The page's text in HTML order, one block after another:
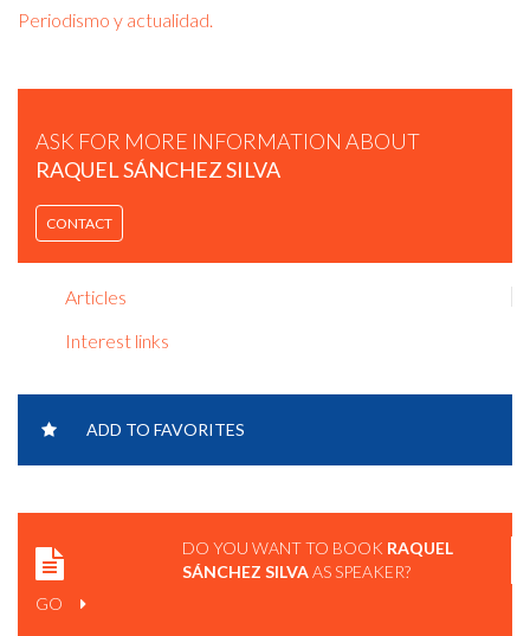
Periodismo y actualidad.
ASK FOR MORE INFORMATION ABOUT
RAQUEL SÁNCHEZ SILVA
CONTACT
Articles
Interest links
ADD TO FAVORITES
DO YOU WANT TO BOOK RAQUEL
SÁNCHEZ SILVAAS SPEAKER?
GO